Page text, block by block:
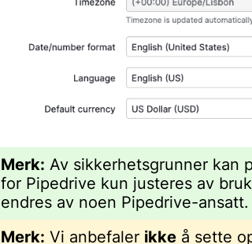
Merk: Av sikkerhetsgrunner kan
for Pipedrive kun justeres av
endres av noen Pipedrive-ansatt.
Merk: Vi anbefaler ikke å sette